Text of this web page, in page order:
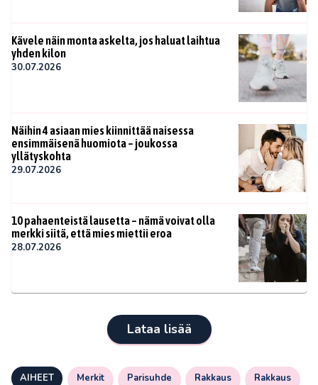
Kävele näin monta askelta, jos haluat laihtua
yhden kilon
30.07.2026
Näihin 4 asiaan mies kiinnittää naisessa
ensimmäisenä huomiota – joukossa
yllätyskohta
29.07.2026
10 pahaenteistä lausetta – nämä voivat olla
merkki siitä, että mies miettii eroa
28.07.2026
Lataa lisää
AIHEET Merkit Parisuhde Rakkaus Rakkaus